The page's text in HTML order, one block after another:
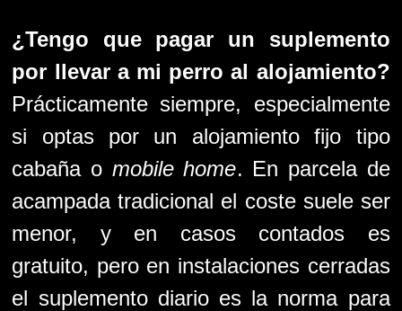
¿Tengo que pagar un suplemento
por llevar a mi perro al alojamiento?
Prácticamente siempre, especialmente
si optas por un alojamiento fijo tipo
cabaña o mobile home. En parcela de
acampada tradicional el coste suele ser
menor, y en casos contados es
gratuito, pero en instalaciones cerradas
el suplemento diario es la norma para